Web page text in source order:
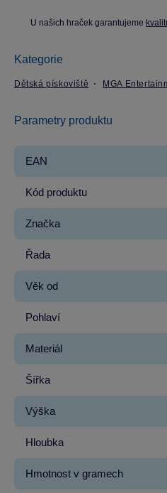
U našich hraček garantujeme
Kategorie
Dětská pískoviště MGA
Parametry produktu
EAN
Kód produktu
Značka
Řada
Věk od
Pohlaví
Materiál
Šířka
Výška
Hloubka
Hmotnost v gramech